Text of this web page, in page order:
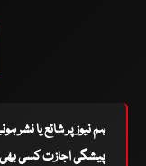
ہم نیوز پر شائع یا نشر
پیشگی اجازت کسی بھی